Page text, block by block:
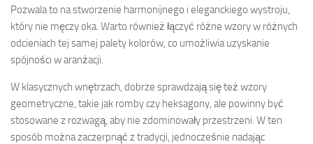
Pozwala to na stworzenie harmonijnego i eleganckiego wystroju,
który nie męczy oka. Warto również łączyć różne wzory w różnych
odcieniach tej samej palety kolorów, co umożliwia uzyskanie
spójności w aranżacji.
W klasycznych wnętrzach, dobrze sprawdzają się też wzory
geometryczne, takie jak romby czy heksagony, ale powinny być
stosowane z rozwagą, aby nie zdominowały przestrzeni. W ten
sposób można zaczerpnąć z tradycji, jednocześnie nadając